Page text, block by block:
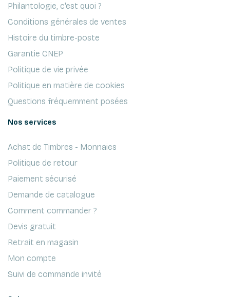
Philantologie, c'est quoi ?
Conditions générales de ventes
Histoire du timbre-poste
Garantie CNEP
Politique de vie privée
Politique en matière de cookies
Questions fréquemment posées
Nos services
Achat de Timbres - Monnaies
Politique de retour
Paiement sécurisé
Demande de catalogue
Comment commander ?
Devis gratuit
Retrait en magasin
Mon compte
Suivi de commande invité